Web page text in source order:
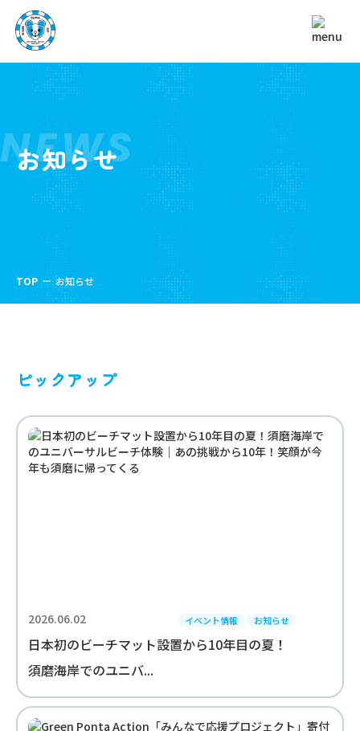
お知らせ
NEWS
TOP お知らせ
ピックアップ
2026.06.02 イベント情報 お知らせ
日本初のビーチマット設置から10年目の夏！
須磨海岸でのユニバ...